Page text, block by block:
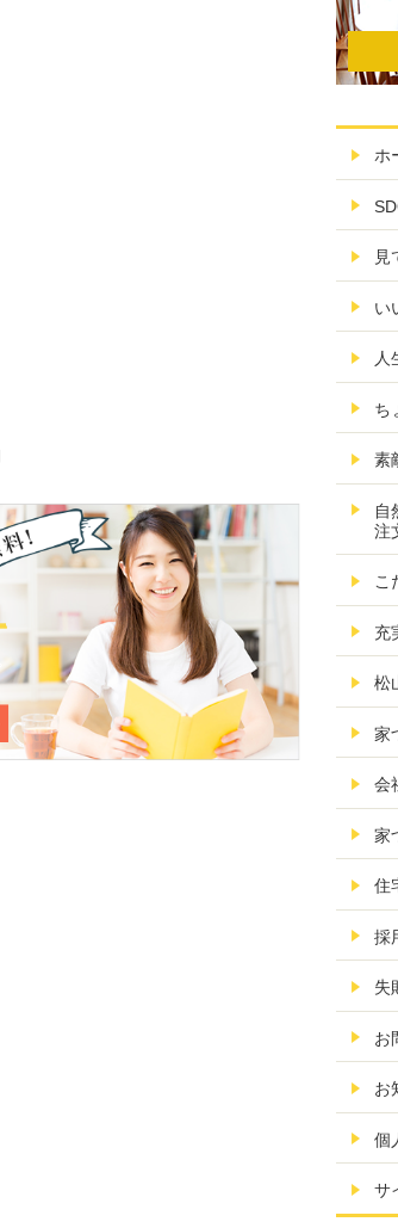
ホ
見
い
人
ち
素
自
注
こ
充
松
家
会
家
住
採
失
お
お
個
サ